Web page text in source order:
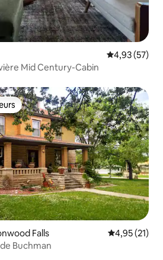
Évaluation
4,93 (57)
Mid Century-Cabin
Falls Évaluation
4,95 (21)
Buchman